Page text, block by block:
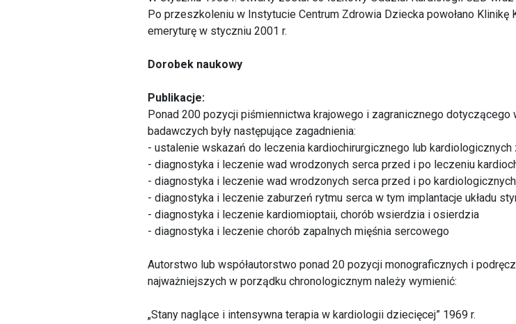
Po przeszkoleniu w Instytucie Centrum Zdrowia Dziecka powołano
emeryturę w styczniu 2001 r.
Dorobek naukowy
Publikacje:
Ponad 200 pozycji piśmiennictwa krajowego i zagranicznego dotyczącego
badawczych były następujące zagadnienia:
- ustalenie wskazań do leczenia kardiochirurgicznego lub
- diagnostyka i leczenie wad wrodzonych serca przed i po leczeniu
- diagnostyka i leczenie wad wrodzonych serca przed i po
- diagnostyka i leczenie zaburzeń rytmu serca w tym implantacje układu
- diagnostyka i leczenie kardiomioptaii, chorób wsierdzia i osierdzia
- diagnostyka i leczenie chorób zapalnych mięśnia sercowego
Autorstwo lub współautorstwo ponad 20 pozycji monograficznych i
najważniejszych w porządku chronologicznym należy wymienić:
„Stany naglące i intensywna terapia w kardiologii dziecięcej” 1969 r.